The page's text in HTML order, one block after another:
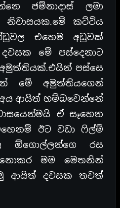
ජම්නාදාස් ලමා
කට්ටිය
එහෙම අඩුවක්
මේ පස්දෙනාට
පස්සෙ
මේ අමුත්තියගෙන්
අය ආයිත් හම්බවෙන්නේ
ඒ සෑහෙන
ඊට වඩා ෆිල්ම්
ඕගොල්ලන්ගෙ රස
නොකර මම මෙතනින්
ආයිත් දවසක තවත්